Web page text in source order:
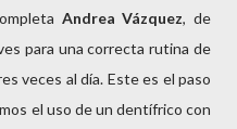
Andrea Vázquez, de
para una correcta rutina de
veces al día. Este es el paso
el uso de un dentífrico con